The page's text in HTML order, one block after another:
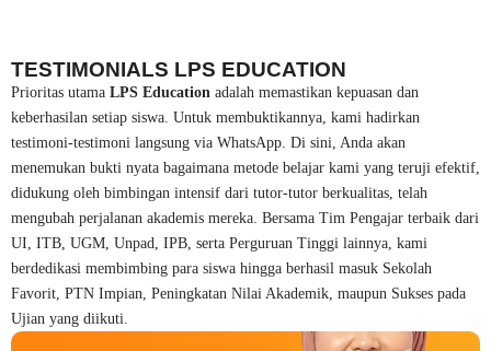
TESTIMONIALS LPS EDUCATION
Prioritas utama LPS Education adalah memastikan kepuasan dan
keberhasilan setiap siswa. Untuk membuktikannya, kami hadirkan
testimoni-testimoni langsung via WhatsApp. Di sini, Anda akan
menemukan bukti nyata bagaimana metode belajar kami yang teruji efektif,
didukung oleh bimbingan intensif dari tutor-tutor berkualitas, telah
mengubah perjalanan akademis mereka. Bersama Tim Pengajar terbaik dari
UI, ITB, UGM, Unpad, IPB, serta Perguruan Tinggi lainnya, kami
berdedikasi membimbing para siswa hingga berhasil masuk Sekolah
Favorit, PTN Impian, Peningkatan Nilai Akademik, maupun Sukses pada
Ujian yang diikuti.